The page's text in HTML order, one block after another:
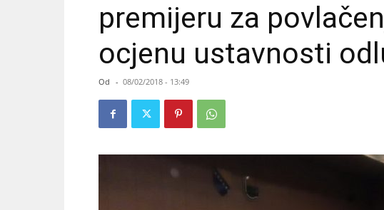
premijeru za
ocjenu ustavnosti
Od - 08/02/2018 - 13:49